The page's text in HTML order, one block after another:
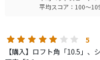
平均スコア：100～
5
【購入】ロフト角「10.5」